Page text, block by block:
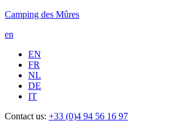
Camping des Mûres
en
EN
FR
NL
DE
IT
Contact us: +33 (0)4 94 56 16 97